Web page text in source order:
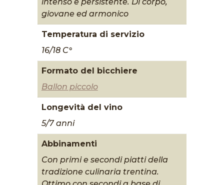
giovane ed armonico
Temperatura di servizio
16/18 C°
Formato del bicchiere
Ballon piccolo
Longevità del vino
5/7 anni
Abbinamenti
Con primi e secondi piatti della
tradizione culinaria trentina.